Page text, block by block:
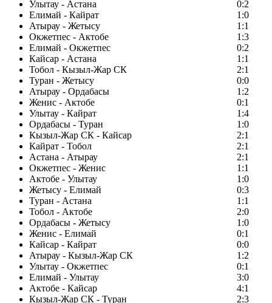
Улытау - Астана
0:2
Елимай - Кайрат
1:0
Атырау - Жетысу
1:1
Окжетпес - Актобе
1:3
Елимай - Окжетпес
0:2
Кайсар - Астана
1:1
Тобол - Кызыл-Жар СК
2:1
Туран - Жетысу
0:0
Атырау - Ордабасы
1:2
Женис - Актобе
0:1
Улытау - Кайрат
1:4
Ордабасы - Туран
1:0
Кызыл-Жар СК - Кайсар
2:1
Кайрат - Тобол
2:1
Астана - Атырау
2:1
Окжетпес - Женис
1:1
Актобе - Улытау
1:0
Жетысу - Елимай
0:3
Туран - Астана
1:1
Тобол - Актобе
2:0
Ордабасы - Жетысу
1:0
Женис - Елимай
0:1
Кайсар - Кайрат
0:0
Атырау - Кызыл-Жар СК
1:2
Улытау - Окжетпес
0:1
Елимай - Улытау
3:0
Актобе - Кайсар
4:1
Кызыл-Жар СК - Туран
2:3